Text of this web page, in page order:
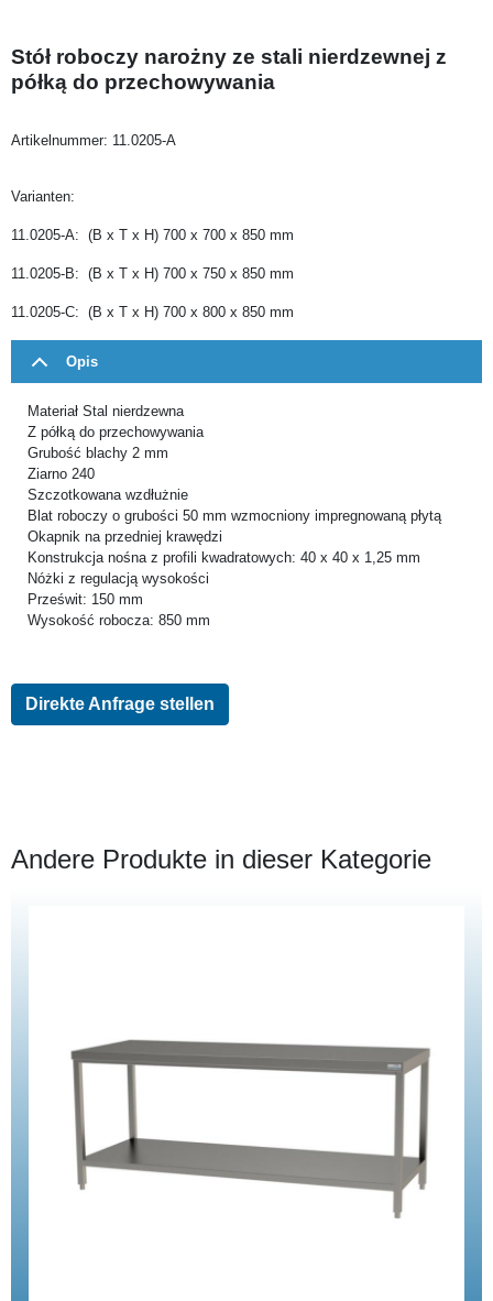
Stół roboczy narożny ze stali nierdzewnej z
półką do przechowywania
Artikelnummer: 11.0205-A
Varianten:
11.0205-A: (B x T x H) 700 x 700 x 850 mm
11.0205-B: (B x T x H) 700 x 750 x 850 mm
11.0205-C: (B x T x H) 700 x 800 x 850 mm
Opis
Materiał Stal nierdzewna
Z półką do przechowywania
Grubość blachy 2 mm
Ziarno 240
Szczotkowana wzdłużnie
Blat roboczy o grubości 50 mm wzmocniony impregnowaną płytą
Okapnik na przedniej krawędzi
Konstrukcja nośna z profili kwadratowych: 40 x 40 x 1,25 mm
Nóżki z regulacją wysokości
Prześwit: 150 mm
Wysokość robocza: 850 mm
Direkte Anfrage stellen
Andere Produkte in dieser Kategorie